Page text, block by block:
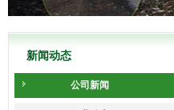
新闻动态
公司新闻